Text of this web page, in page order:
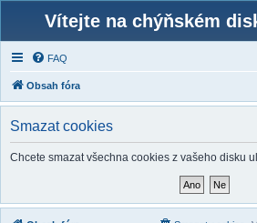
Vítejte na chýňském
FAQ
Obsah fóra
Smazat cookies
Chcete smazat všechna cookies z vašeho disku